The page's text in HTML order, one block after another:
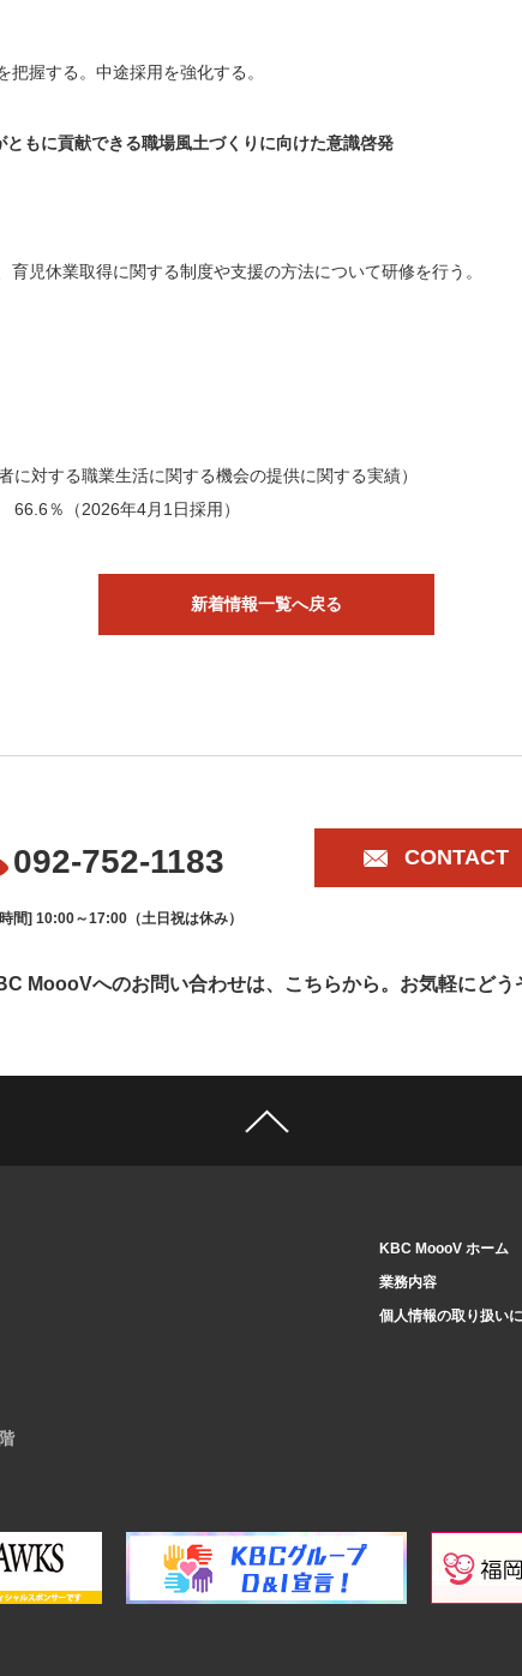
握する。中途採用を強化する。
ともに貢献できる職場風土づくりに向けた意識啓発
児休業取得に関する制度や支援の方法について研修を行う。
に対する職業生活に関する機会の提供に関する実績）
％（2026年4月1日採用）
新着情報一覧へ戻る
092-752-1183
間] 10:00～17:00（土日祝は休み）
CONTACT
MoooVへのお問い合わせは、こちらから。 お気軽にどう
KBC MoooV ホーム
業務内容
個人情報の取り扱い